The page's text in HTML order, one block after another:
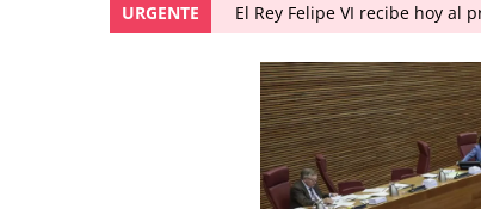
URGENTE El Rey Felipe VI recibe hoy al